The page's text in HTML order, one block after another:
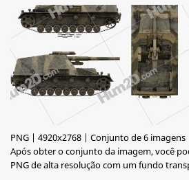
PNG | 4920x2768 | Conjunto de 6 imagens
Após obter o conjunto da imagem, você
PNG de alta resolução com um fundo